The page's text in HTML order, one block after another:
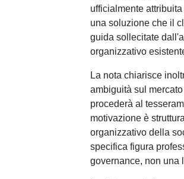
ufficialmente
una soluzione che il
guida sollecitate
organizzativo
La nota chiarisce
ambiguità sul
procederà al
motivazione è
organizzativo della
specifica figura
governance, non una